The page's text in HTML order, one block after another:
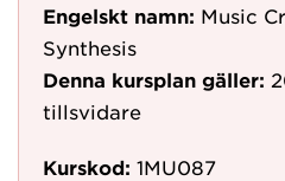
Engelskt namn: Music
Synthesis
Denna kursplan gäller:
tillsvidare
Kurskod: 1MU087